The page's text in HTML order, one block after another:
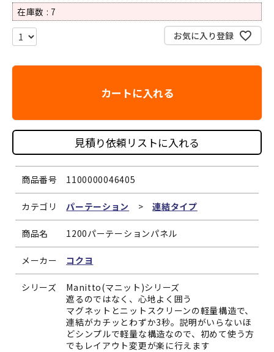
在庫数
7
お気に入り登録
カートに入れる
見積り依頼リストに入れる
商品番号 1100000046405
カテゴリ パーテーション >連結タイプ
商品名 1200パーテーションパネル
メーカー コクヨ
シリーズ
Manitto(マニット)シリーズ
遮るのではなく、心地よく囲う
マグネットとニットスクリーンの軽量構造で、
連結がカチッとわずか3秒。説明がいらないほ
どシンプルで軽量な構造なので、初めて使う方
でもレイアウト変更が楽に行えます